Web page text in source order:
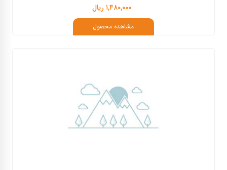
۱,۴۸۰,۰۰۰ ریال
مشاهده محصول